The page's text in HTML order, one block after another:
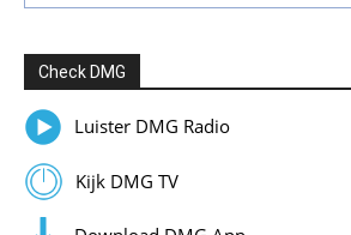
Check DMG
Luister DMG Radio
Kijk DMG TV